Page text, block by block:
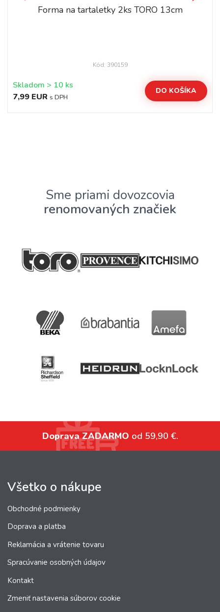
Forma na tartaletky 2ks TORO 13cm
Kód: 390159
Skladom > 10 ks
7,99 EUR s DPH
DO KOŠÍKA
Sme priami dovozcovia
renomovaných značiek
Doprava ZADARMO od 59,90 €.
Všetko o nákupe
Obchodné podmienky
Doprava a platba
Reklamácia a vrátenie tovaru
Spracúvanie osobných údajov
Kontakt
Zmeniť nastavenia súborov cookie